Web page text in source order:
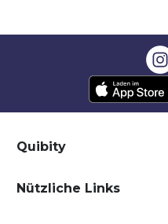
Quibity
Nützliche Links